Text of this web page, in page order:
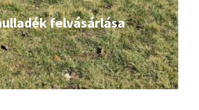
felvásárlása